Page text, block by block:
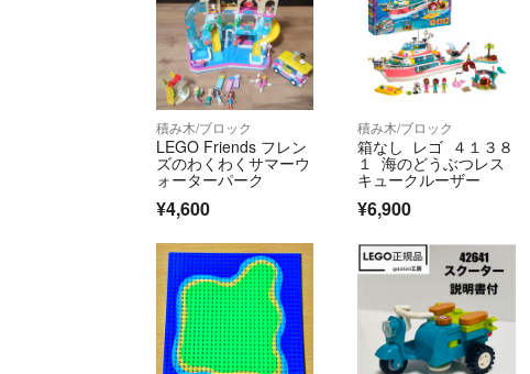
積み木/ブロック
LEGO Friends フレン
ズのわくわくサマーウ
ォーターパーク
¥4,600
積み木/ブロック
箱なし レゴ ４１３８
１ 海のどうぶつレス
キュークルーザー
¥6,900